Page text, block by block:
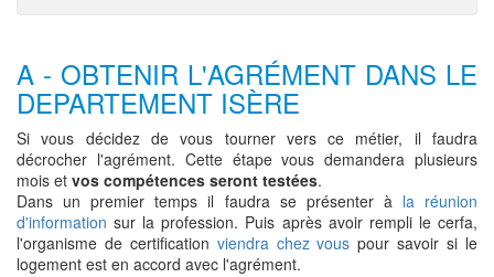
A - OBTENIR L'AGRÉMENT DANS LE
DEPARTEMENT ISÈRE
Si vous décidez de vous tourner vers ce métier, il faudra
décrocher l'agrément. Cette étape vous demandera plusieurs
mois et vos compétences seront testées.
Dans un premier temps il faudra se présenter à la réunion
d'information sur la profession. Puis après avoir rempli le cerfa,
l'organisme de certification viendra chez vous pour savoir si le
logement est en accord avec l'agrément.